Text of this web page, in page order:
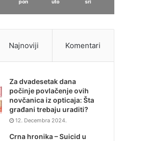
pon uto sri
Najnoviji Komentari
Za dvadesetak dana
počinje povlačenje ovih
novčanica iz opticaja: Šta
građani trebaju uraditi?
12. Decembra 2024.
Crna hronika – Suicid u